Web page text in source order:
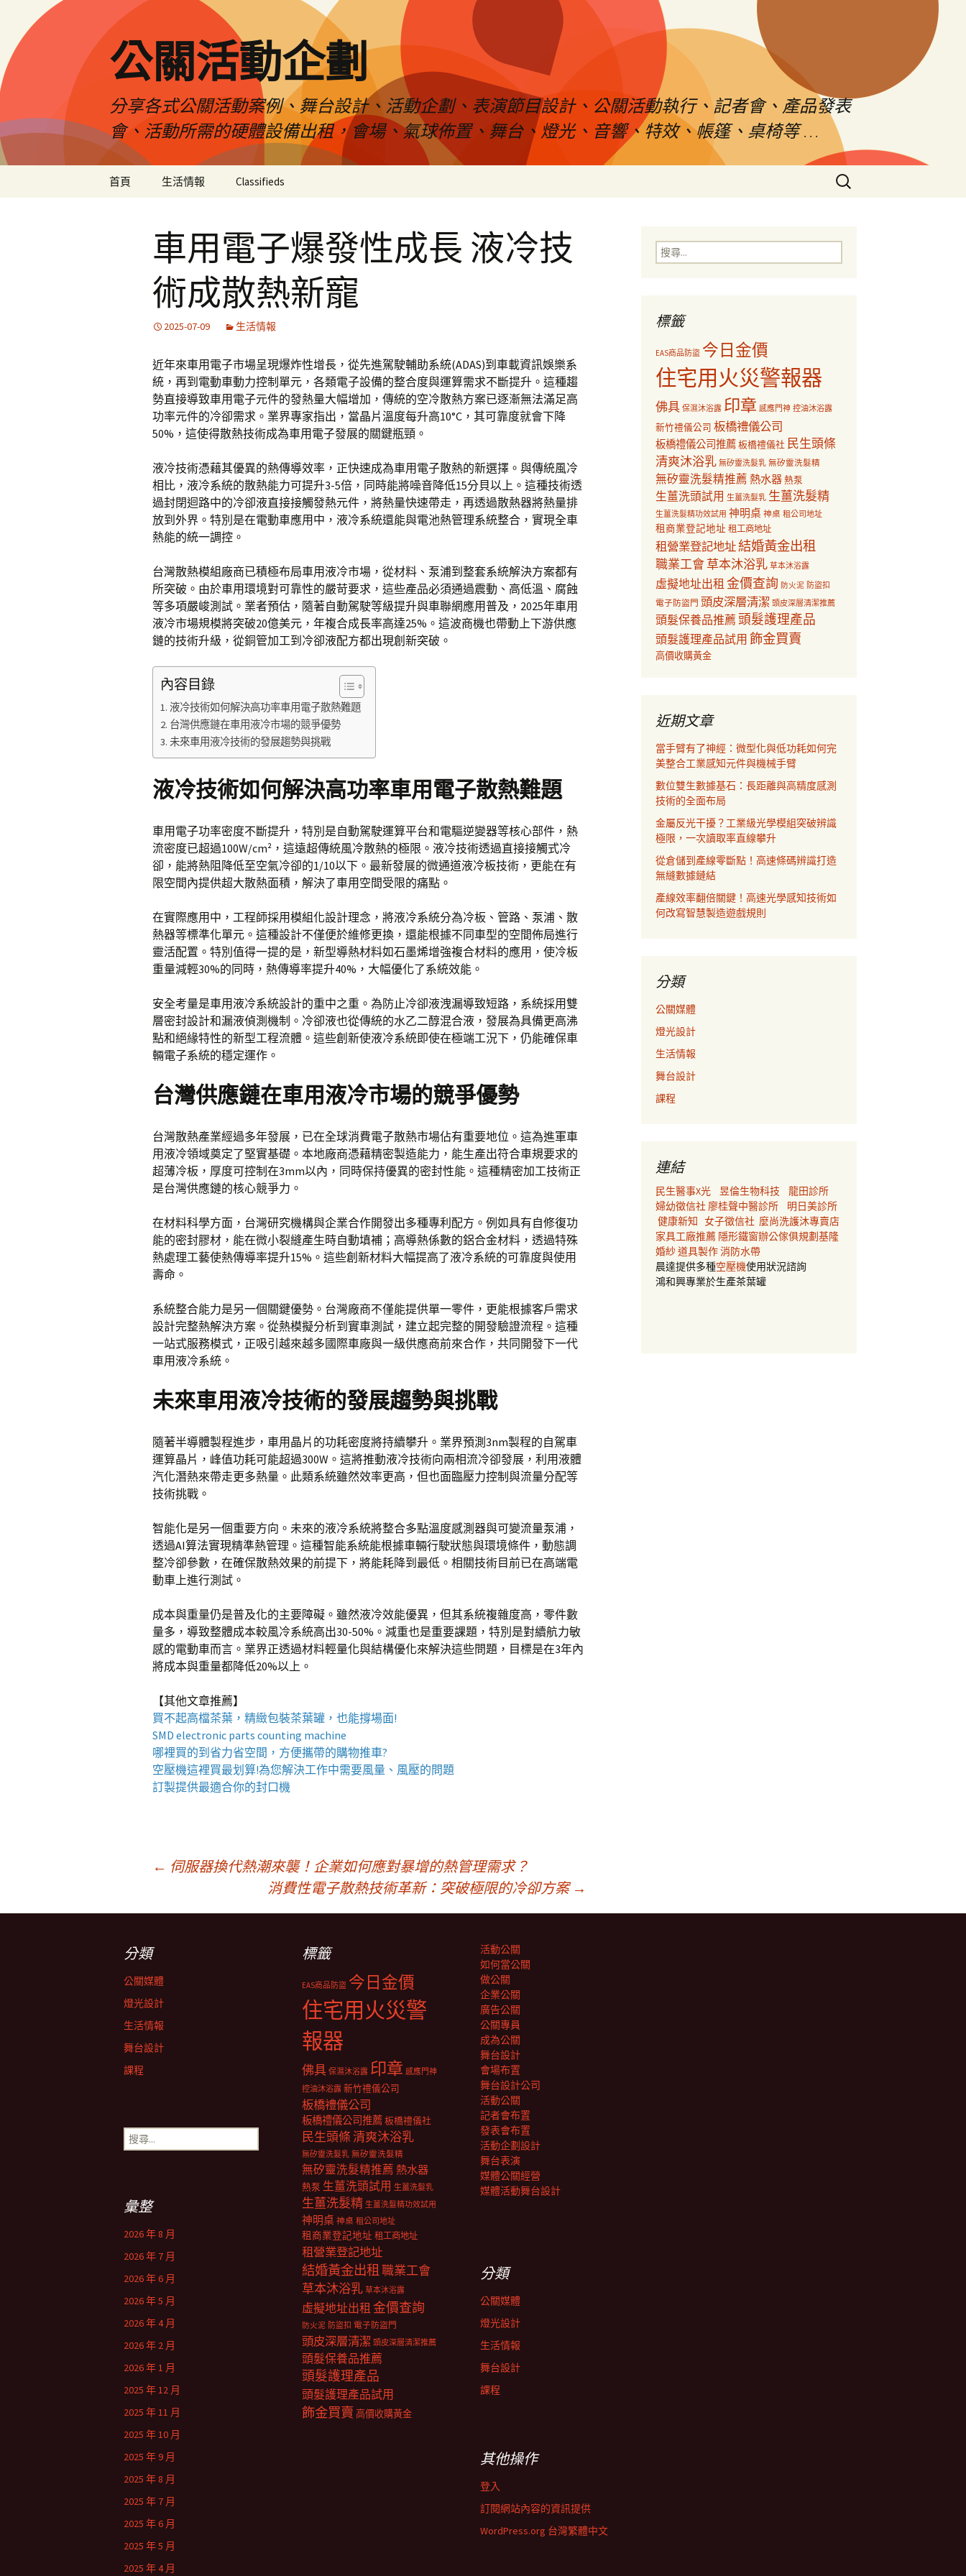
公關活動企劃
分享各式公關活動案例、舞台設計、活動企劃、表演節目設計、公關活動執行、記者會、產品發表
會、活動所需的硬體設備出租，會場、氣球佈置、舞台、燈光、音響、特效、帳篷、桌椅等 …
首頁 生活情報 Classifieds
搜
尋
字:
車用電子爆發性成長 液冷技
術成散熱新寵
2025-07-09 生活情報
近年來車用電子市場呈現爆炸性增長，從先進駕駛輔助系統(ADAS)到車載資訊娛樂系
統，再到電動車動力控制單元，各類電子設備的整合度與運算需求不斷提升。這種趨
勢直接導致車用電子元件的發熱量大幅增加，傳統的空冷散熱方案已逐漸無法滿足高
功率元件的冷卻需求。業界專家指出，當晶片溫度每升高10°C，其可靠度就會下降
50%，這使得散熱技術成為車用電子發展的關鍵瓶頸。
液冷技術憑藉其優異的熱傳導效率，正快速成為車用電子散熱的新選擇。與傳統風冷
相比，液冷系統的散熱能力可提升3-5倍，同時能將噪音降低15分貝以上。這種技術透
過封閉迴路中的冷卻液直接接觸發熱元件，將熱量快速帶走，再透過散熱器將熱量排
放到外界。特別是在電動車應用中，液冷系統還能與電池熱管理系統整合，實現全車
熱能的統一調控。
台灣散熱模組廠商已積極布局車用液冷市場，從材料、泵浦到整套系統解決方案都有
所突破。由於車用環境對可靠性的嚴苛要求，這些產品必須通過震動、高低溫、腐蝕
等多項嚴峻測試。業者預估，隨著自動駕駛等級提升與車聯網應用普及，2025年車用
液冷市場規模將突破20億美元，年複合成長率高達25%。這波商機也帶動上下游供應
鏈的技術升級，從銅管加工到冷卻液配方都出現創新突破。
內容目錄
液冷技術如何解決高功率車用電子散熱難題
台灣供應鏈在車用液冷市場的競爭優勢
未來車用液冷技術的發展趨勢與挑戰
液冷技術如何解決高功率車用電子散熱難題
車用電子功率密度不斷提升，特別是自動駕駛運算平台和電驅逆變器等核心部件，熱
流密度已超過100W/cm²，這遠超傳統風冷散熱的極限。液冷技術透過直接接觸式冷
卻，能將熱阻降低至空氣冷卻的1/10以下。最新發展的微通道液冷板技術，更能在有
限空間內提供超大散熱面積，解決了車用空間受限的痛點。
在實際應用中，工程師採用模組化設計理念，將液冷系統分為冷板、管路、泵浦、散
熱器等標準化單元。這種設計不僅便於維修更換，還能根據不同車型的空間佈局進行
靈活配置。特別值得一提的是，新型導熱材料如石墨烯增強複合材料的應用，使冷板
重量減輕30%的同時，熱傳導率提升40%，大幅優化了系統效能。
安全考量是車用液冷系統設計的重中之重。為防止冷卻液洩漏導致短路，系統採用雙
層密封設計和漏液偵測機制。冷卻液也從傳統的水乙二醇混合液，發展為具備更高沸
點和絕緣特性的新型工程流體。這些創新使液冷系統即使在極端工況下，仍能確保車
輛電子系統的穩定運作。
台灣供應鏈在車用液冷市場的競爭優勢
台灣散熱產業經過多年發展，已在全球消費電子散熱市場佔有重要地位。這為進軍車
用液冷領域奠定了堅實基礎。本地廠商憑藉精密製造能力，能生產出符合車規要求的
超薄冷板，厚度可控制在3mm以內，同時保持優異的密封性能。這種精密加工技術正
是台灣供應鏈的核心競爭力。
在材料科學方面，台灣研究機構與企業合作開發出多種專利配方。例如具有自修復功
能的密封膠材，能在微小裂縫產生時自動填補；高導熱係數的鋁合金材料，透過特殊
熱處理工藝使熱傳導率提升15%。這些創新材料大幅提高了液冷系統的可靠度與使用
壽命。
系統整合能力是另一個關鍵優勢。台灣廠商不僅能提供單一零件，更能根據客戶需求
設計完整熱解決方案。從熱模擬分析到實車測試，建立起完整的開發驗證流程。這種
一站式服務模式，正吸引越來越多國際車廠與一級供應商前來合作，共同開發下一代
車用液冷系統。
未來車用液冷技術的發展趨勢與挑戰
隨著半導體製程進步，車用晶片的功耗密度將持續攀升。業界預測3nm製程的自駕車
運算晶片，峰值功耗可能超過300W。這將推動液冷技術向兩相流冷卻發展，利用液體
汽化潛熱來帶走更多熱量。此類系統雖然效率更高，但也面臨壓力控制與流量分配等
技術挑戰。
智能化是另一個重要方向。未來的液冷系統將整合多點溫度感測器與可變流量泵浦，
透過AI算法實現精準熱管理。這種智能系統能根據車輛行駛狀態與環境條件，動態調
整冷卻參數，在確保散熱效果的前提下，將能耗降到最低。相關技術目前已在高端電
動車上進行測試。
成本與重量仍是普及化的主要障礙。雖然液冷效能優異，但其系統複雜度高，零件數
量多，導致整體成本較風冷系統高出30-50%。減重也是重要課題，特別是對續航力敏
感的電動車而言。業界正透過材料輕量化與結構優化來解決這些問題，目標是在3年內
將成本與重量都降低20%以上。
【其他文章推薦】
買不起高檔茶葉，精緻包裝茶葉罐 ，也能撐場面!
SMD electronic parts counting machine
哪裡買的到省力省空間，方便攜帶的購物推車?
空壓機這裡買最划算!為您解決工作中需要風量、風壓的問題
訂製提供最適合你的封口機
章
← 伺服器換代熱潮來襲！企業如何應對暴增的熱管理需求？
消費性電子散熱技術革新：突破極限的冷卻方案 →
搜
尋
標籤
EAS商品防盜 今日金價
住宅用火災警報器
佛具 保濕沐浴露 印章 感應門神 控油沐浴露
新竹禮儀公司 板橋禮儀公司
板橋禮儀公司推薦板橋禮儀社 民生頭條
清爽沐浴乳 無矽靈洗髮乳 無矽靈洗髮精
無矽靈洗髮精推薦 熱水器 熱泵
生薑洗頭試用 生薑洗髮乳 生薑洗髮精
生薑洗髮精功效試用 神明桌 神桌 租公司地址
租商業登記地址 租工商地址
租營業登記地址結婚黃金出租
職業工會草本沐浴乳 草本沐浴露
虛擬地址出租 金價查詢 防火泥 防盜扣
電子防盜門 頭皮深層清潔 頭皮深層清潔推薦
頭髮保養品推薦 頭髮護理產品
頭髮護理產品試用 飾金買賣
高價收購黃金
近期文章
當手臂有了神經：微型化與低功耗如何完
美整合工業感知元件與機械手臂
數位雙生數據基石：長距離與高精度感測
技術的全面布局
金屬反光干擾？工業級光學模組突破辨識
極限，一次讀取率直線攀升
從倉儲到產線零斷點！高速條碼辨識打造
無縫數據鏈結
產線效率翻倍關鍵！高速光學感知技術如
何改寫智慧製造遊戲規則
分類
公關媒體
燈光設計
生活情報
舞台設計
課程
連結
民生醫事X光 昱倫生物科技
龍田診所
婦幼徵信社 廖桂聲中醫診所
明日美診所
健康新知 女子徵信社 麼尚洗護沐專賣店
家具工廠推薦 隱形鐵窗辦公傢俱規劃基隆
婚紗道具製作消防水帶
晨達提供多種空壓機使用狀況諮詢
鴻和興專業於生產茶葉罐
分類
公關媒體
燈光設計
生活情報
舞台設計
課程
標籤
EAS商品防盜 今日金價
住宅用火災警
報器
佛具 保濕沐浴露 印章 感應門神
控油沐浴露 新竹禮儀公司
板橋禮儀公司
板橋禮儀公司推薦板橋禮儀社
民生頭條清爽沐浴乳
無矽靈洗髮乳 無矽靈洗髮精
無矽靈洗髮精推薦 熱水器
熱泵 生薑洗頭試用 生薑洗髮乳
生薑洗髮精 生薑洗髮精功效試用
神明桌 神桌 租公司地址
租商業登記地址 租工商地址
租營業登記地址
結婚黃金出租職業工會
草本沐浴乳 草本沐浴露
虛擬地址出租 金價查詢
防火泥 防盜扣 電子防盜門
頭皮深層清潔 頭皮深層清潔推薦
頭髮保養品推薦
頭髮護理產品
頭髮護理產品試用
飾金買賣 高價收購黃金
活動公關
如何當公關
做公關
企業公關
廣告公關
公關專員
成為公關
舞台設計
會場布置
舞台設計公司
活動公關
記者會布置
發表會布置
活動企劃設計
舞台表演
媒體公關經營
媒體活動舞台設計
搜
尋
彙整
2026 年 8 月
2026 年 7 月
2026 年 6 月
2026 年 5 月
2026 年 4 月
2026 年 2 月
2026 年 1 月
2025 年 12 月
2025 年 11 月
2025 年 10 月
2025 年 9 月
2025 年 8 月
2025 年 7 月
2025 年 6 月
2025 年 5 月
2025 年 4 月
分類
公關媒體
燈光設計
生活情報
舞台設計
課程
其他操作
登入
訂閱網站內容的資訊提供
WordPress.org 台灣繁體中文